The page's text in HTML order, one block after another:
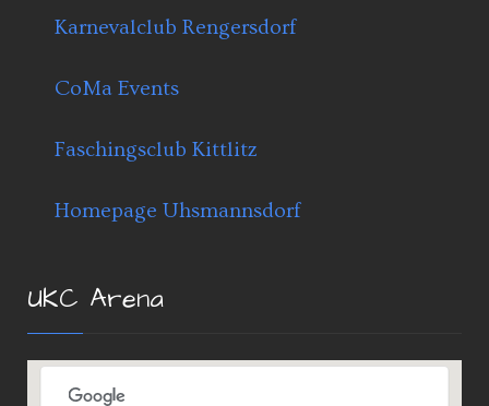
Karnevalclub Rengersdorf
CoMa Events
Faschingsclub Kittlitz
Homepage Uhsmannsdorf
UKC Arena